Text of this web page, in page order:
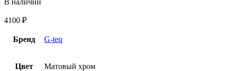
4100 ₽
Бренд G-teq
Цвет Матовый хром